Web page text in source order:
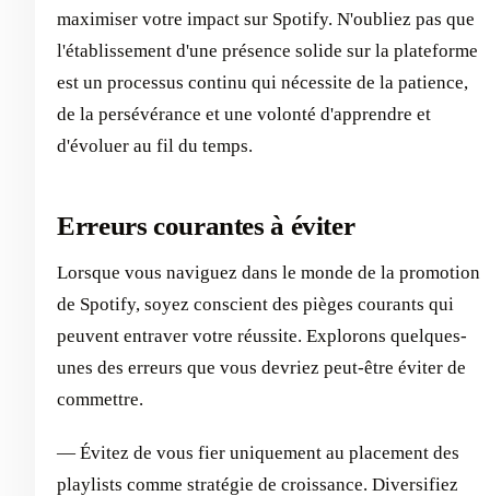
maximiser votre impact sur Spotify. N'oubliez pas que
l'établissement d'une présence solide sur la plateforme
est un processus continu qui nécessite de la patience,
de la persévérance et une volonté d'apprendre et
d'évoluer au fil du temps.
Erreurs courantes à éviter
Lorsque vous naviguez dans le monde de la promotion
de Spotify, soyez conscient des pièges courants qui
peuvent entraver votre réussite. Explorons quelques-
unes des erreurs que vous devriez peut-être éviter de
commettre.
— Évitez de vous fier uniquement au placement des
playlists comme stratégie de croissance. Diversifiez